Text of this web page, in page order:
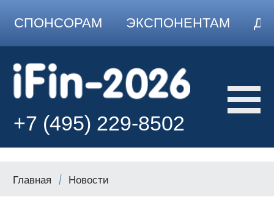
СПОНСОРАМ ЭКСПОНЕНТАМ
+7 (495) 229-8502
Главная Новости